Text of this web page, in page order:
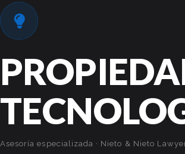
Asesoría especializada · Nieto & Nieto